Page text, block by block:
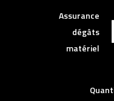
Assurance
dégâts
matériel